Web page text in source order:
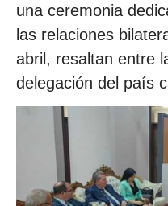
una ceremonia
las relaciones
abril, resaltan entre
delegación del país